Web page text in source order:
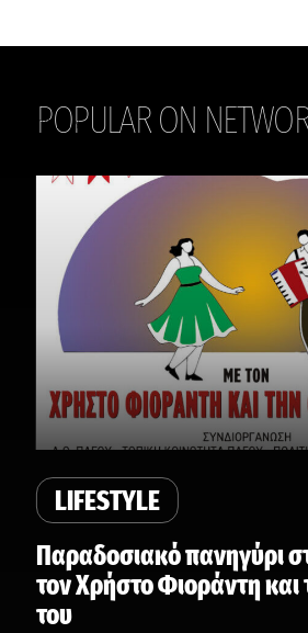
POPULAR ON
THE DAILY
LIFESTYLE
Παραδοσιακό πανηγύρι
τον Χρήστο Φιοράντη
του